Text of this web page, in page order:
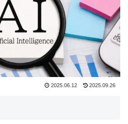
2025.06.12 2025.09.26